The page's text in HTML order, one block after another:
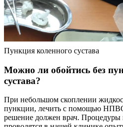
Пункция коленного сустава
Можно ли обойтись без
сустава?
При небольшом скоплении
пункции, лечить с помощью
решение должен врач. Процедуры